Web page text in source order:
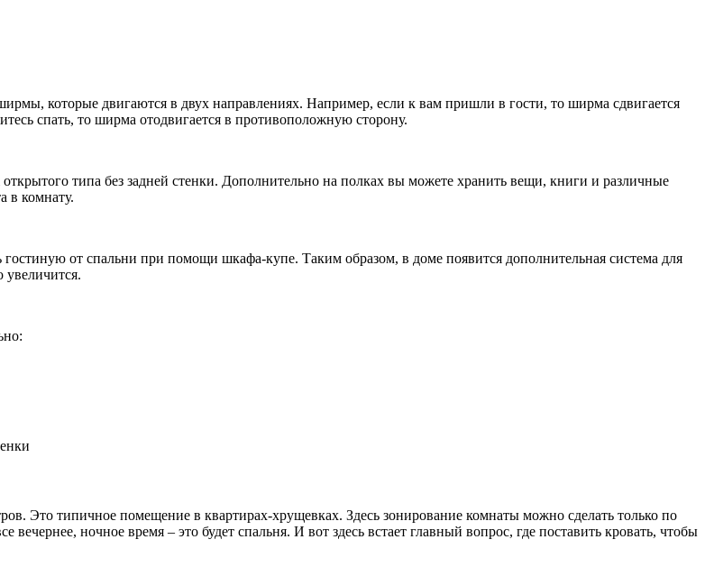
которые двигаются в двух направлениях. Например, если к вам пришли в гости, то ширма сдвигается
спать, то ширма отодвигается в противоположную сторону.
типа без задней стенки. Дополнительно на полках вы можете хранить вещи, книги и различные
в комнату.
от спальни при помощи шкафа-купе. Таким образом, в доме появится дополнительная система для
увеличится.
Это типичное помещение в квартирах-хрущевках. Здесь зонирование комнаты можно сделать только по
ночное время – это будет спальня. И вот здесь встает главный вопрос, где поставить кровать, чтобы